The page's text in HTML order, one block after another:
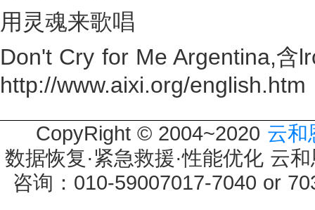
用灵魂来歌唱
Don't Cry for Me Argentina,含
http://www.aixi.org/english.htm
CopyRight © 2004~2020 云和
数据恢复·紧急救援·性能优化 云
咨询：010-59007017-7040 or